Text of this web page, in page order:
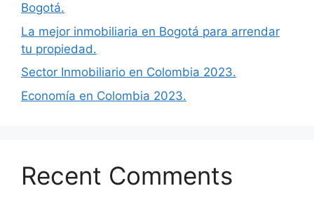
Bogotá.
La mejor inmobiliaria en Bogotá para arrendar
tu propiedad.
Sector Inmobiliario en Colombia 2023.
Economía en Colombia 2023.
Recent Comments